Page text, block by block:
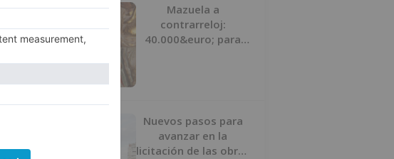
Mazuela a
contrarreloj:
40.000&euro; para
Nuevos pasos para
avanzar en la
licitación de las obras